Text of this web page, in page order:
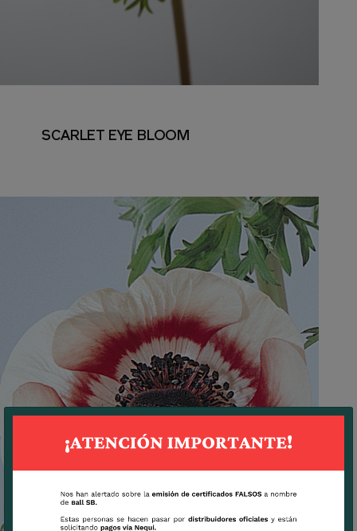
SCARLET EYE BLOOM